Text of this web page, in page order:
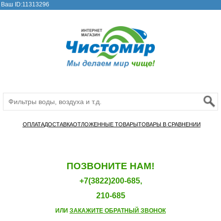
Ваш ID:11313296
ОПЛАТАДОСТАВКАОТЛОЖЕННЫЕ ТОВАРЫТОВАРЫ В СРАВНЕНИИ
ПОЗВОНИТЕ НАМ!
+7(3822)200-685,
210-685
ИЛИ ЗАКАЖИТЕ ОБРАТНЫЙ ЗВОНОК